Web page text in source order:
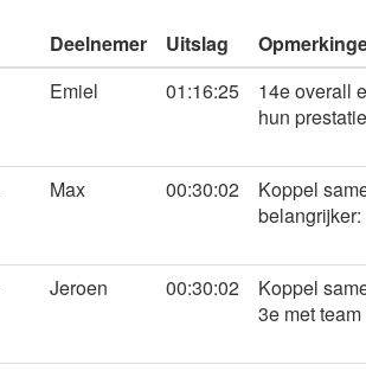
Deelnemer Uitslag
Emiel 01:16:25
14e overall
hun
Max 00:30:02
Koppel
Jeroen 00:30:02
Koppel
3e met